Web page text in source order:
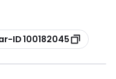
ID 100182045